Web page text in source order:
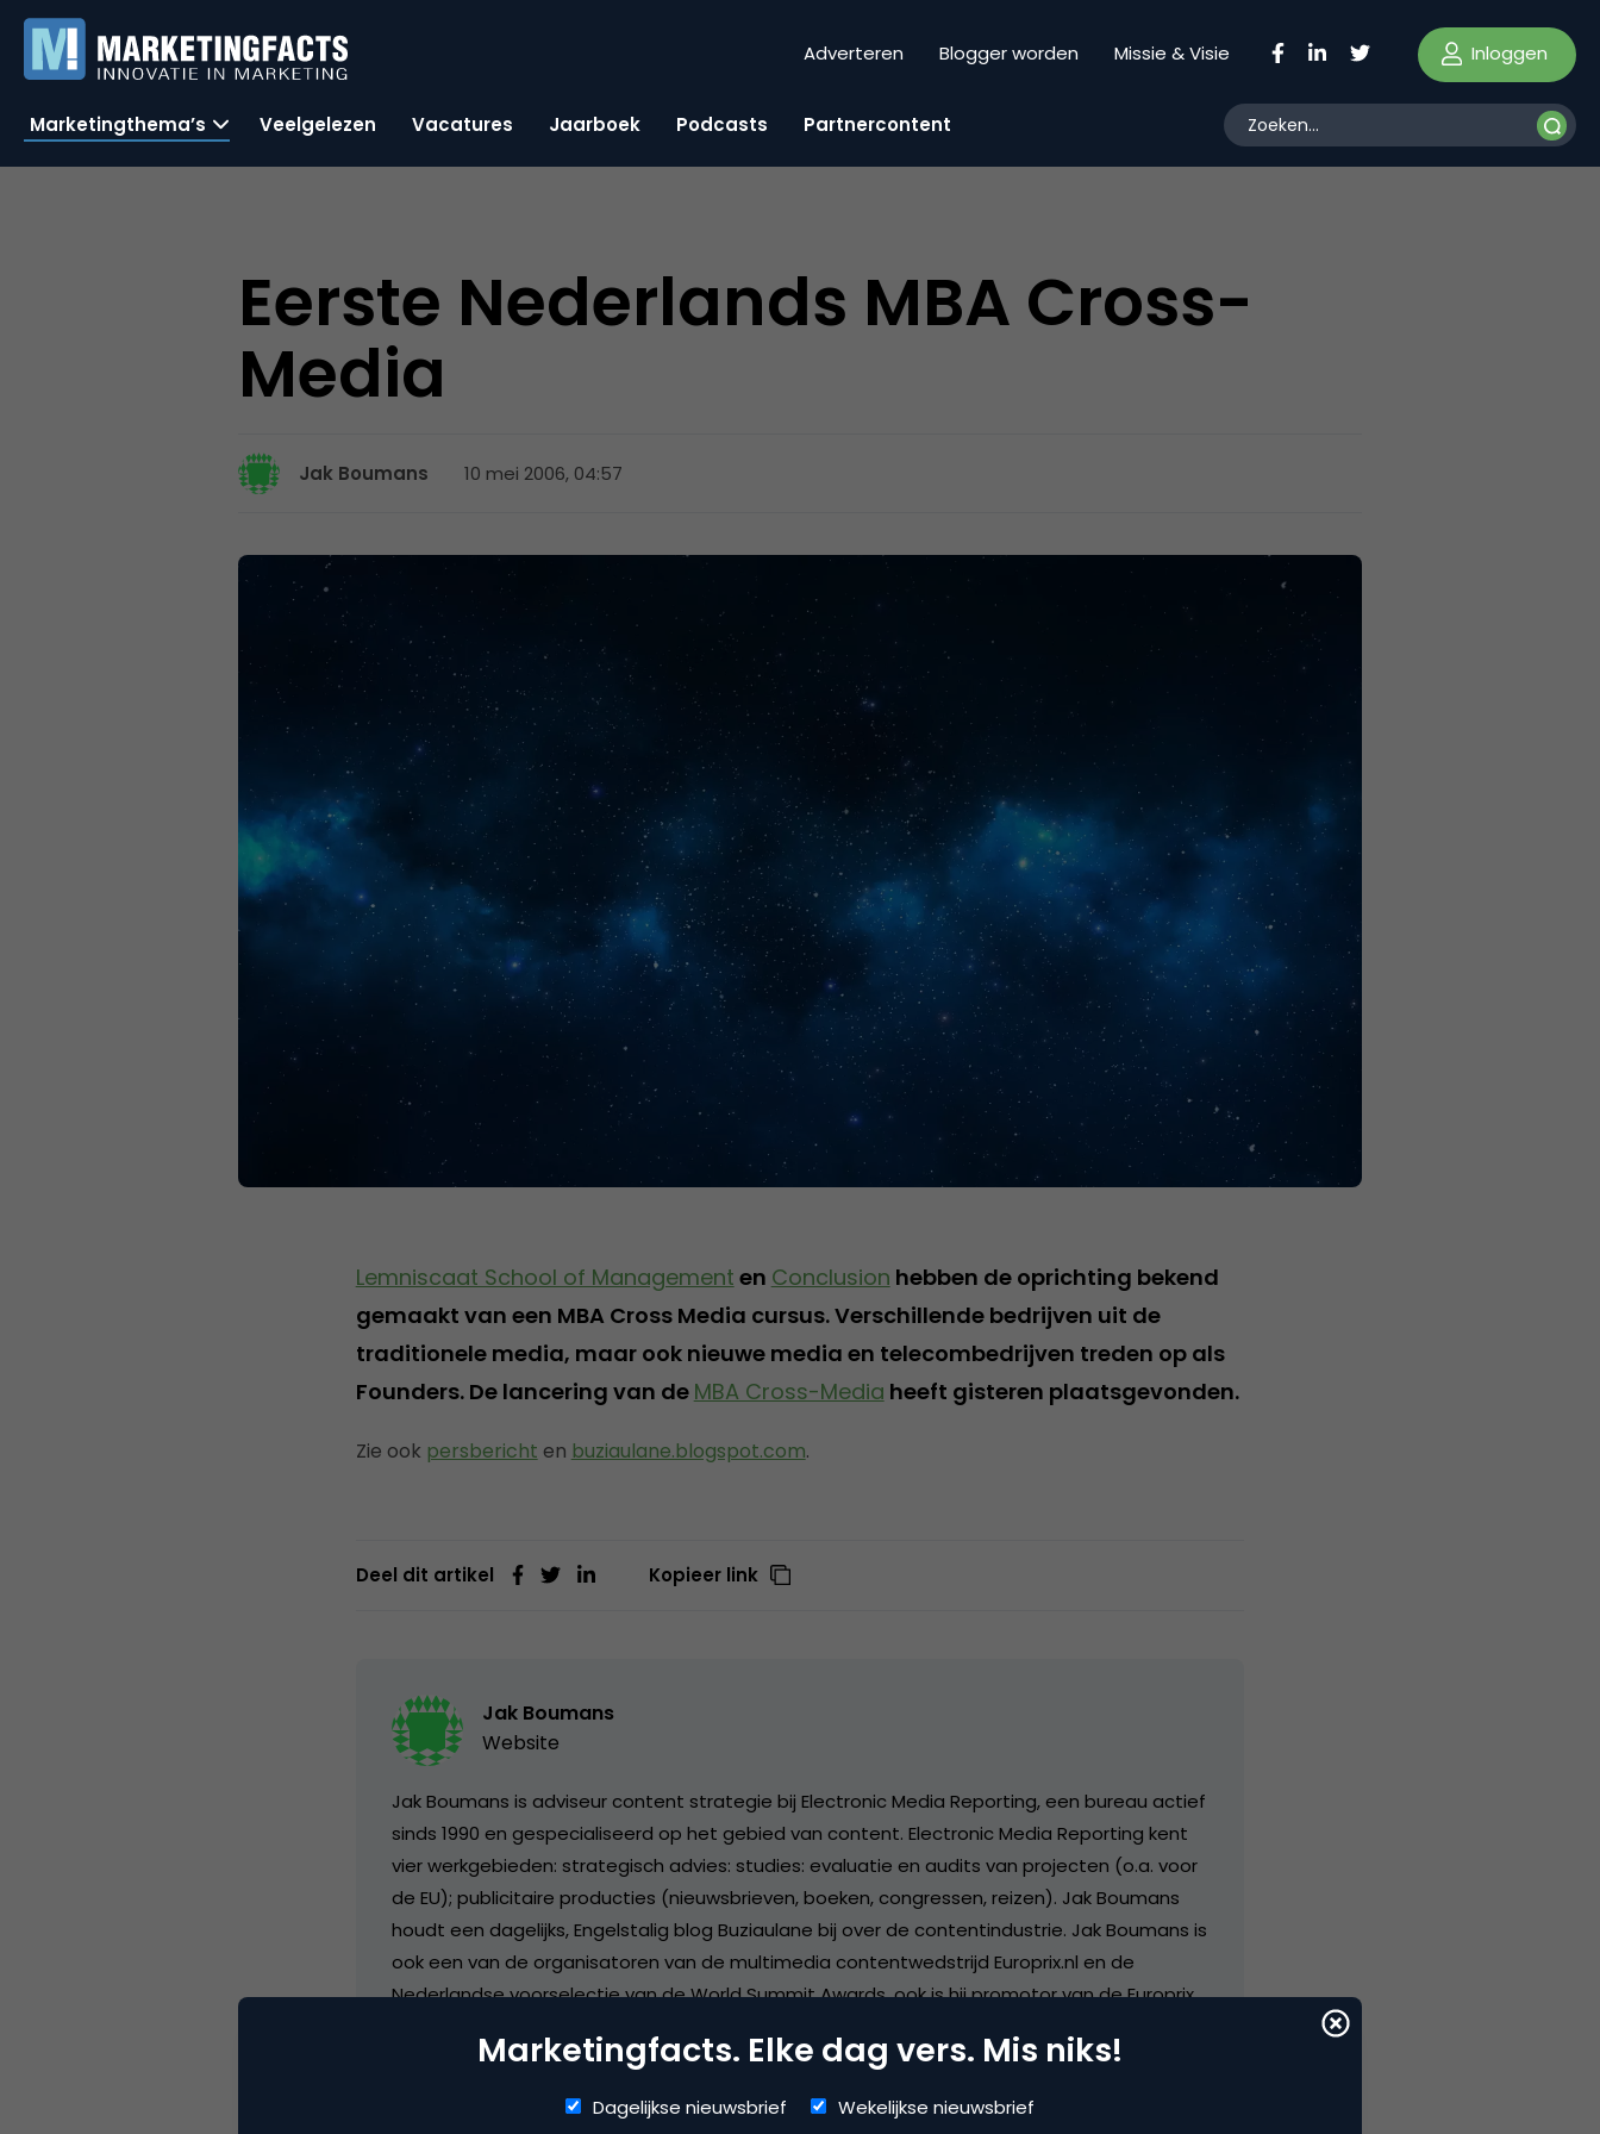
Adverteren Blogger worden Missie & Visie Inloggen
Marketingthema’s Veelgelezen Vacatures Jaarboek Podcasts Partnercontent
Eerste Nederlands MBA Cross-
Media
Jak Boumans 10 mei 2006, 04:57
Lemniscaat School of Management en Conclusion hebben de oprichting bekend
gemaakt van een MBA Cross Media cursus. Verschillende bedrijven uit de
traditionele media, maar ook nieuwe media en telecombedrijven treden op als
Founders. De lancering van de MBA Cross-Media heeft gisteren plaatsgevonden.
Zie ook persbericht en buziaulane.blogspot.com.
Deel dit artikel Kopieer link
Jak Boumans
Website
Jak Boumans is adviseur content strategie bij Electronic Media Reporting, een bureau actief
sinds 1990 en gespecialiseerd op het gebied van content. Electronic Media Reporting kent
vier werkgebieden: strategisch advies: studies: evaluatie en audits van projecten (o.a. voor
de EU); publicitaire producties (nieuwsbrieven, boeken, congressen, reizen). Jak Boumans
houdt een dagelijks, Engelstalig blog Buziaulane bij over de contentindustrie. Jak Boumans is
ook een van de organisatoren van de multimedia contentwedstrijd Europrix.nl en de
Nederlandse voorselectie van de World Summit Awards. ook is hij promotor van de Europrix
secretaris van de European Academy of Digital Media. Jak Boumans publiceert nationaal en
bijdragen aan vakstudies zoals
E-Content, Technologies and Perspectives for the European
Marketingfacts. Elke dag vers. Mis niks!
Dagelijkse nieuwsbrief Wekelijkse nieuwsbrief